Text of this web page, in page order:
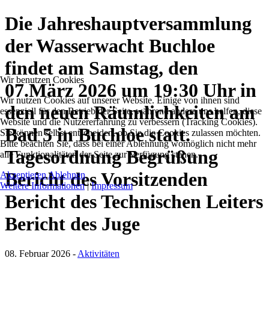
Die Jahreshauptversammlung
der Wasserwacht Buchloe
findet am Samstag, den
07.März 2026 um 19:30 Uhr in
den neuen Räumlichkeiten am
Bad 5 in Buchloe statt.
Tagesordnung Begrüßung
Bericht des Vorsitzenden
Bericht des Technischen Leiters
Bericht des Juge
08. Februar 2026 - Aktivitäten
Wir benutzen Cookies
Wir nutzen Cookies auf unserer Website. Einige von ihnen sind
essenziell für den Betrieb der Seite, während andere uns helfen, diese
Website und die Nutzererfahrung zu verbessern (Tracking Cookies).
Sie können selbst entscheiden, ob Sie die Cookies zulassen möchten.
Bitte beachten Sie, dass bei einer Ablehnung womöglich nicht mehr
alle Funktionalitäten der Seite zur Verfügung stehen.
AkzeptierenAblehnen
Weitere Informationen|Impressum